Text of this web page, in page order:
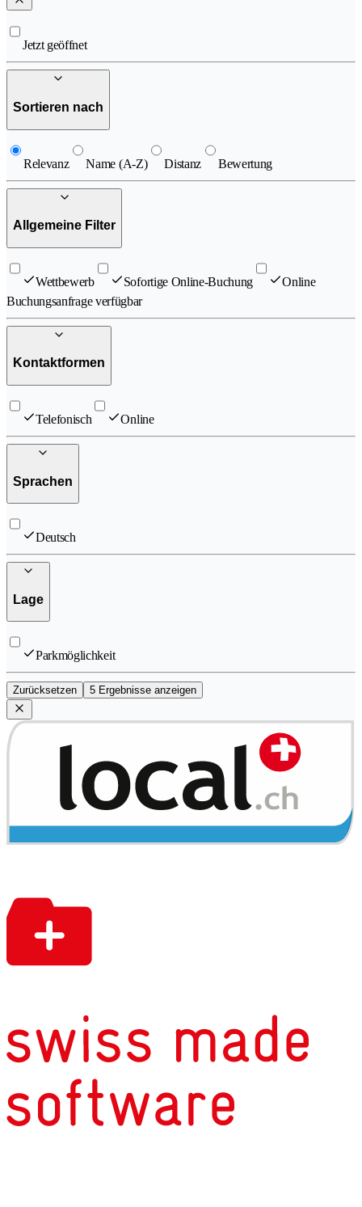
Jetzt geöffnet
Sortieren nach
Relevanz Name (A-Z) Distanz Bewertung
Allgemeine Filter
Wettbewerb Sofortige Online-Buchung
Online
Buchungsanfrage verfügbar
Kontaktformen
Telefonisch Online
Sprachen
Deutsch
Lage
Parkmöglichkeit
Zurücksetzen 5 Ergebnisse anzeigen